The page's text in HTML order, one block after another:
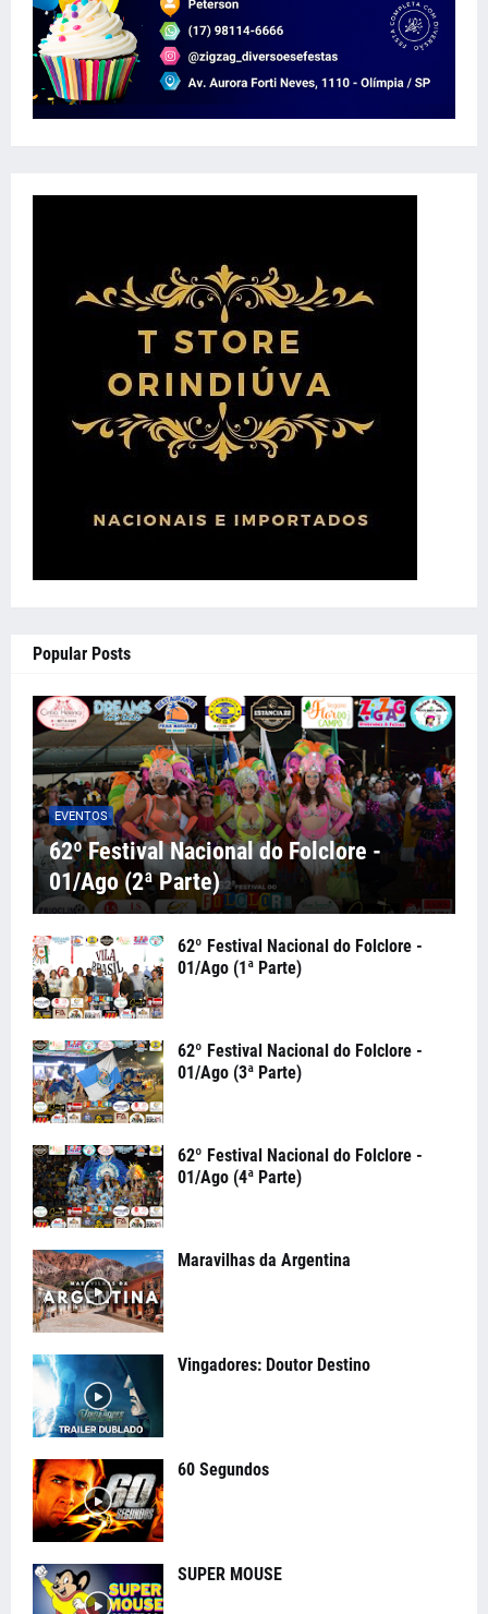
Popular Posts
EVENTOS
62º Festival Nacional do Folclore -
01/Ago (2ª Parte)
62º Festival Nacional do Folclore -
01/Ago (1ª Parte)
62º Festival Nacional do Folclore -
01/Ago (3ª Parte)
62º Festival Nacional do Folclore -
01/Ago (4ª Parte)
Maravilhas da Argentina
Vingadores: Doutor Destino
60 Segundos
SUPER MOUSE